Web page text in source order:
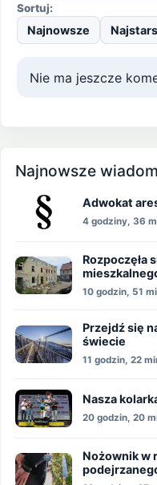
Sortuj:
Najnowsze
Nie ma jeszcze
Najnowsze
Adwokat
4 godziny, 36
Rozpoczęła
10 godzin, 51
Przejdź się
świecie
11 godzin, 22
Nasza
20 godzin, 20
Nożownik w